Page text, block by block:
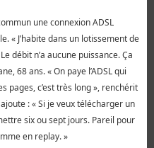
une connexion ADSL
« J’habite dans un lotissement de
débit n’a aucune puissance. Ça
68 ans. « On paye l’ADSL qui
pages, c’est très long », renchérit
: « Si je veux télécharger un
six ou sept jours. Pareil pour
en replay. »